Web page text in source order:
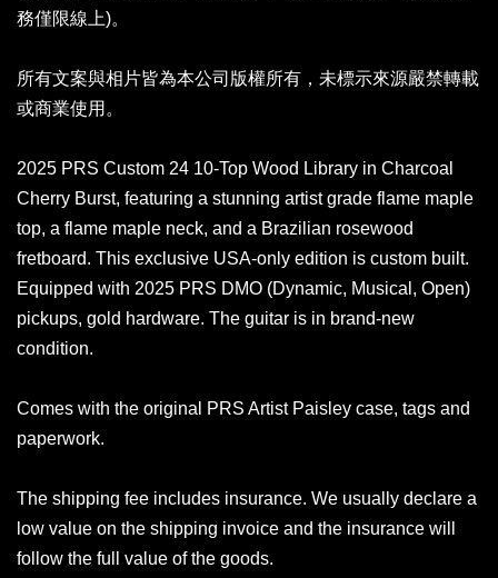
務僅限線上)。
所有文案與相片皆為本公司版權所有，未標示來源嚴禁轉載
或商業使用。
2025 PRS Custom 24 10-Top Wood Library in Charcoal
Cherry Burst, featuring a stunning artist grade flame maple
top, a flame maple neck, and a Brazilian rosewood
fretboard. This exclusive USA-only edition is custom built.
Equipped with 2025 PRS DMO (Dynamic, Musical, Open)
pickups, gold hardware. The guitar is in brand-new
condition.
Comes with the original PRS Artist Paisley case, tags and
paperwork.
The shipping fee includes insurance. We usually declare a
low value on the shipping invoice and the insurance will
follow the full value of the goods.